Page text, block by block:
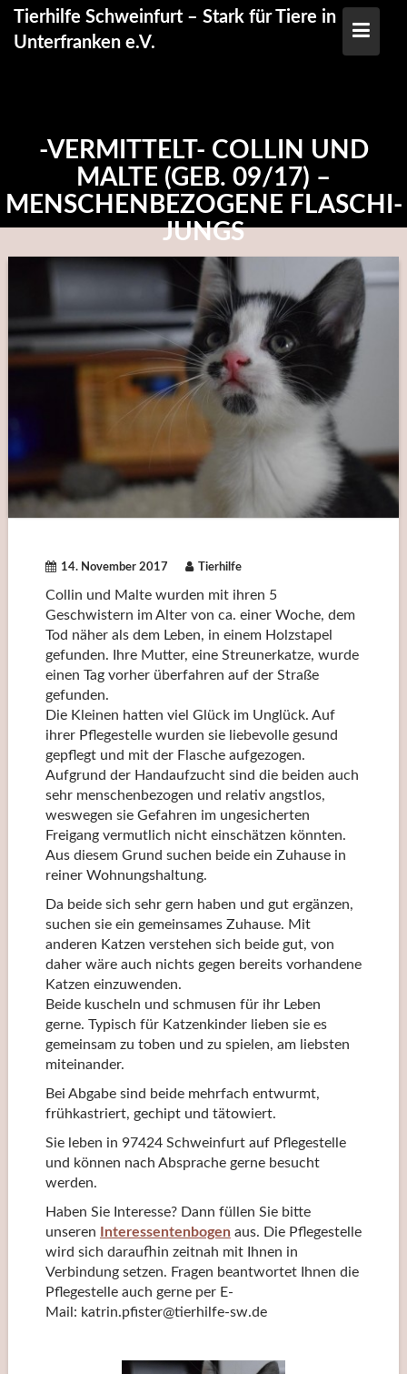
Skip
content
Tierhilfe Schweinfurt – Stark für Tiere in
Unterfranken e.V.
-VERMITTELT- COLLIN UND
MALTE (GEB. 09/17) –
MENSCHENBEZOGENE FLASCHI-
JUNGS
14. November 2017 Tierhilfe
Collin und Malte wurden mit ihren 5
Geschwistern im Alter von ca. einer Woche, dem
Tod näher als dem Leben, in einem Holzstapel
gefunden. Ihre Mutter, eine Streunerkatze, wurde
einen Tag vorher überfahren auf der Straße
gefunden.
Die Kleinen hatten viel Glück im Unglück. Auf
ihrer Pflegestelle wurden sie liebevolle gesund
gepflegt und mit der Flasche aufgezogen.
Aufgrund der Handaufzucht sind die beiden auch
sehr menschenbezogen und relativ angstlos,
weswegen sie Gefahren im ungesicherten
Freigang vermutlich nicht einschätzen könnten.
Aus diesem Grund suchen beide ein Zuhause in
reiner Wohnungshaltung.
Da beide sich sehr gern haben und gut ergänzen,
suchen sie ein gemeinsames Zuhause. Mit
anderen Katzen verstehen sich beide gut, von
daher wäre auch nichts gegen bereits vorhandene
Katzen einzuwenden.
Beide kuscheln und schmusen für ihr Leben
gerne. Typisch für Katzenkinder lieben sie es
gemeinsam zu toben und zu spielen, am liebsten
miteinander.
Bei Abgabe sind beide mehrfach entwurmt,
frühkastriert, gechipt und tätowiert.
Sie leben in 97424 Schweinfurt auf Pflegestelle
und können nach Absprache gerne besucht
werden.
Haben Sie Interesse? Dann füllen Sie bitte
unseren
Interessentenbogen aus. Die Pflegestelle
wird sich daraufhin zeitnah mit Ihnen in
Verbindung setzen. Fragen beantwortet Ihnen die
Pflegestelle auch gerne per E-
Mail: katrin.pfister@tierhilfe-sw.de